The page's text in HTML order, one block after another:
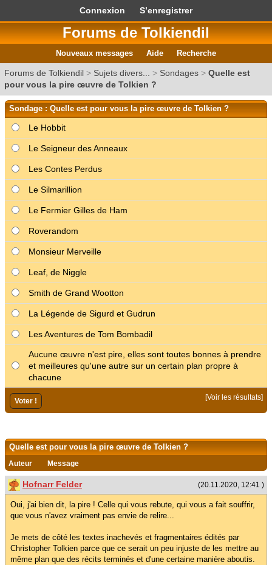
Connexion S’enregistrer
Forums de Tolkiendil
Nouveaux messages Aide Recherche
Forums de Tolkiendil > Sujets divers... > Sondages > Quelle est
pour vous la pire œuvre de Tolkien ?
Sondage : Quelle est pour vous la pire œuvre de Tolkien ?
Le Hobbit
Le Seigneur des Anneaux
Les Contes Perdus
Le Silmarillion
Le Fermier Gilles de Ham
Roverandom
Monsieur Merveille
Leaf, de Niggle
Smith de Grand Wootton
La Légende de Sigurd et Gudrun
Les Aventures de Tom Bombadil
Aucune œuvre n'est pire, elles sont toutes bonnes à prendre
et meilleures qu'une autre sur un certain plan propre à
chacune
[Voir les résultats]
Quelle est pour vous la pire œuvre de Tolkien ?
Auteur Message
(20.11.2020, 12:41 )
Hofnarr Felder
Oui, j'ai bien dit, la pire ! Celle qui vous rebute, qui vous a fait souffrir,
que vous n'avez vraiment pas envie de relire...
Je mets de côté les textes inachevés et fragmentaires édités par
Christopher Tolkien parce que ce serait un peu injuste de les mettre au
même plan que des récits terminés et d'une certaine manière aboutis.